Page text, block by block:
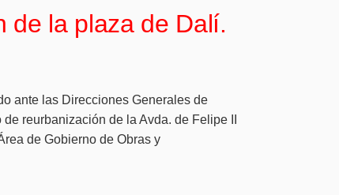
de la plaza de Dalí.
ante las Direcciones Generales de
reurbanización de la Avda. de Felipe II
de Gobierno de Obras y